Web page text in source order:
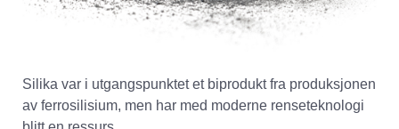
Silika var i utgangspunktet et biprodukt fra produksjonen
av ferrosilisium, men har med moderne renseteknologi